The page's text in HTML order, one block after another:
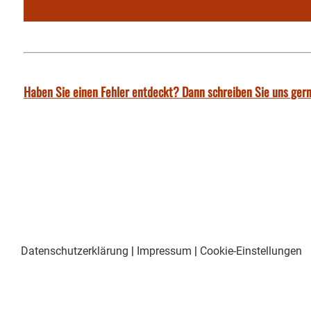
Haben Sie einen Fehler entdeckt? Dann schreiben Sie uns
Datenschutzerklärung | Impressum | Cookie-Einstellungen